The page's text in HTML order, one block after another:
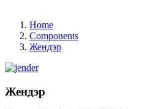
Home
Components
Жендэр
Жендэр